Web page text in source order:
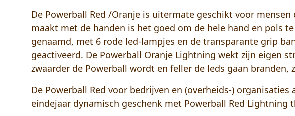
De Powerball Red /Oranje is uitermate geschikt voor
maakt met de handen is het goed om de hele hand en pols
genaamd, met 6 rode led-lampjes en de transparante grip
geactiveerd. De Powerball Oranje Lightning wekt zijn eigen
zwaarder de Powerball wordt en feller de leds gaan
De Powerball Red voor bedrijven en (overheids-)
eindejaar dynamisch geschenk met Powerball Red Lightning